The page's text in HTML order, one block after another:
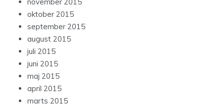
oktober 2015
september 2015
august 2015
juli 2015
juni 2015
maj 2015
april 2015
marts 2015